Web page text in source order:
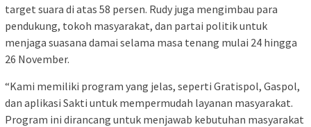
target suara di atas 58 persen. Rudy juga mengimbau para
pendukung, tokoh masyarakat, dan partai politik untuk
menjaga suasana damai selama masa tenang mulai 24 hingga
26 November.
“Kami memiliki program yang jelas, seperti Gratispol, Gaspol,
dan aplikasi Sakti untuk mempermudah layanan masyarakat.
Program ini dirancang untuk menjawab kebutuhan masyarakat